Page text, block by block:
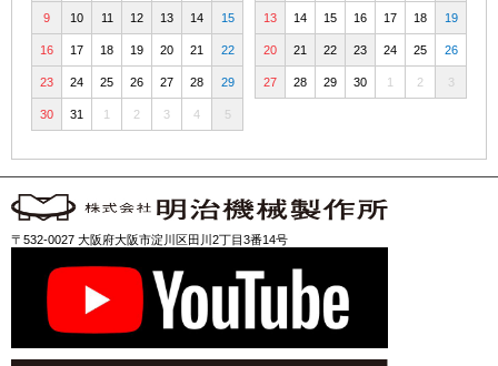
9 10 11 12 13 14 15
16 17 18 19 20 21 22
23 24 25 26 27 28 29
30 31 1 2 3 4 5
13 14 15 16 17 18 19
20 21 22 23 24 25 26
27 28 29 30 1 2 3
〒532-0027 大阪府大阪市淀川区田川2丁目3番14号